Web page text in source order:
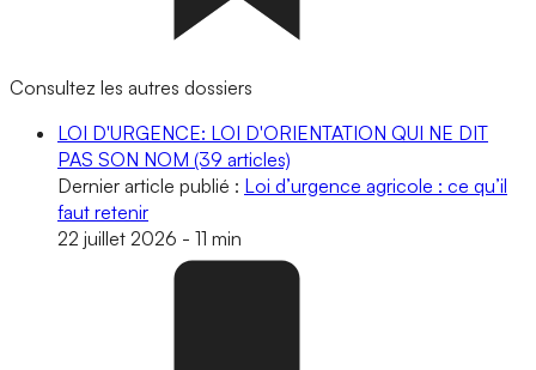
Consultez les autres dossiers
LOI D'URGENCE: LOI D'ORIENTATION QUI NE DIT
PAS SON NOM (39 articles)
Dernier article publié : Loi d’urgence agricole : ce qu’il
faut retenir
22 juillet 2026 - 11 min